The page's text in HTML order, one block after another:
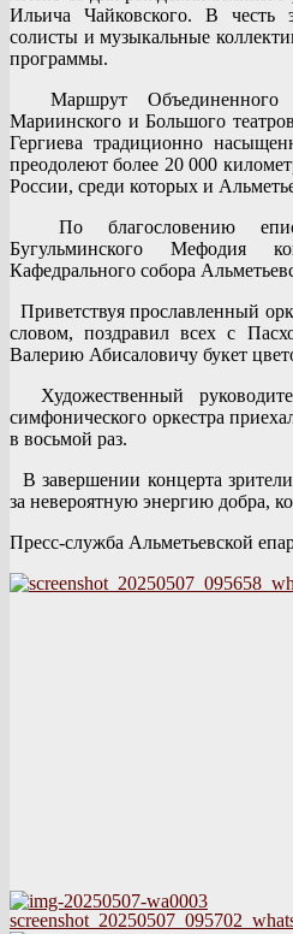
Ильича Чайковского. В честь
солисты и музыкальные
программы.
Маршрут Объединенного
Мариинского и Большого
Гергиева традиционно
преодолеют более 20 000
России, среди которых и
По благословению
Бугульминского Мефодия
Кафедрального собора
Приветствуя прославленный
словом, поздравил всех с
Валерию Абисаловичу букет
Художественный
симфонического оркестра
в восьмой раз.
В завершении концерта
за невероятную энергию добра,
Пресс-служба Альметьевской